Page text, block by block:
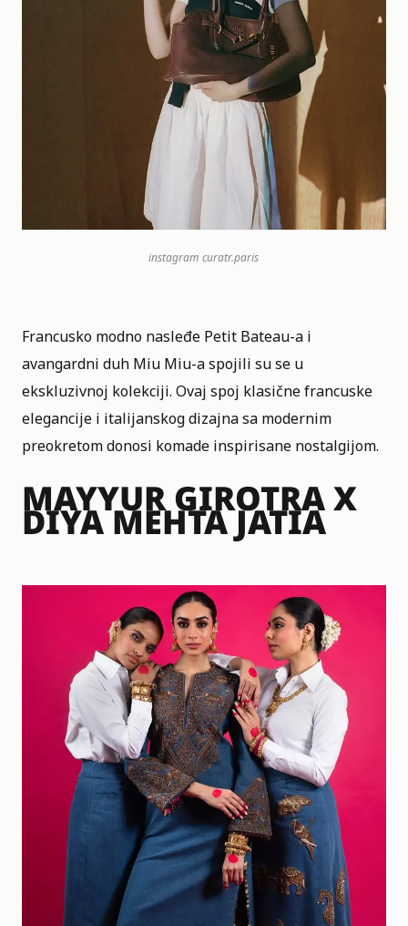
instagramcuratr.paris
Francusko modno nasleđe Petit Bateau-a i
avangardni duh Miu Miu-a spojili su se u
ekskluzivnoj kolekciji. Ovaj spoj klasične francuske
elegancije i italijanskog dizajna sa modernim
preokretom donosi komade inspirisane nostalgijom.
MAYYUR GIROTRA X
DIYA MEHTA JATIA